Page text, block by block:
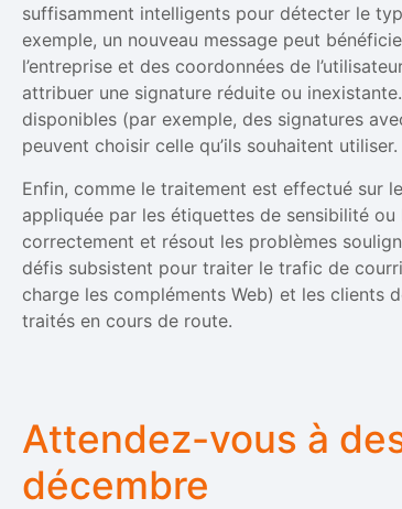
suffisamment intelligents pour détecter le
exemple, un nouveau message peut
l’entreprise et des coordonnées de
attribuer une signature réduite ou
disponibles (par exemple, des signatures
peuvent choisir celle qu’ils souhaitent utiliser.
Enfin, comme le traitement est effectué sur
appliquée par les étiquettes de sensibilité
correctement et résout les problèmes
défis subsistent pour traiter le trafic de
charge les compléments Web) et les clients
traités en cours de route.
Attendez-vous à
décembre